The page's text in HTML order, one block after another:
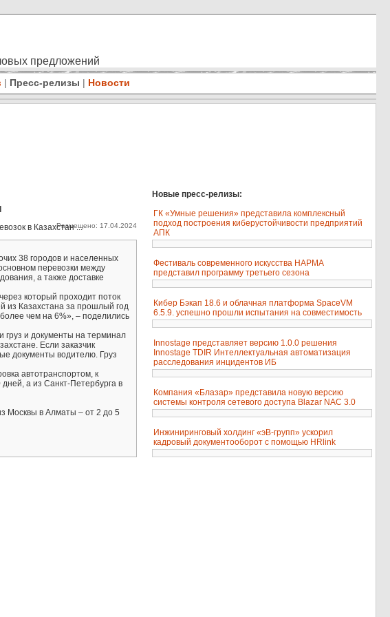
предложений
| Пресс-релизы | Новости
в Казахстан ...Размещено: 17.04.2024
38 городов и населенных
перевозки между
а также доставке
который проходит поток
из Казахстана за прошлый год
чем на 6%», – поделились
груз и документы на терминал
Если заказчик
документы водителю. Груз
автотранспортом, к
а из Санкт-Петербурга в
Москвы в Алматы – от 2 до 5
Новые пресс-релизы:
ГК «Умные решения» представила комплексный
подход построения киберустойчивости предприятий
АПК
Фестиваль современного искусства НАРМА
представил программу третьего сезона
Кибер Бэкап 18.6 и облачная платформа SpaceVM
6.5.9. успешно прошли испытания на совместимость
Innostage представляет версию 1.0.0 решения
Innostage TDIR Интеллектуальная автоматизация
расследования инцидентов ИБ
Компания «Блазар» представила новую версию
системы контроля сетевого доступа Blazar NAC 3.0
Инжиниринговый холдинг «эВ-групп» ускорил
кадровый документооборот с помощью HRlink